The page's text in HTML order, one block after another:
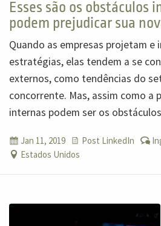
Esses são os obstáculos
podem prejudicar sua
Quando as empresas projetam e
estratégias, elas tendem a se
externos, como tendências do
concorrente. Mas, assim como a
internas podem ser os
Jan 11, 2019 Post LinkedIn
Estados Unidos